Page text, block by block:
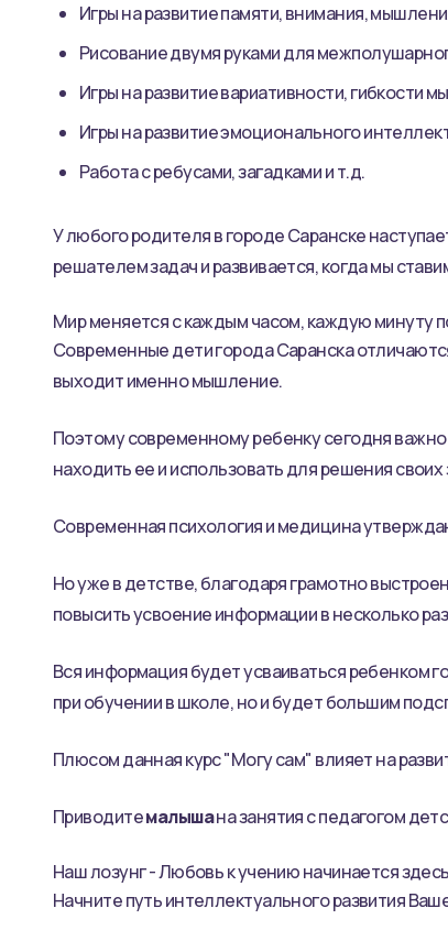
Игры на развитие памяти, внимания,
Рисование двумя руками для
Игры на развитие вариативности, гибкости
Игры на развитие эмоционального
Работа с ребусами, загадками и т.д.
У любого родителя в городе Саранске
решателем задач и развивается, когда мы
Мир меняется с каждым часом, каждую минуту
Современные дети города Саранска
выходит именно мышление.
Поэтому современному ребенку сегодня
находить ее и использовать для решения своих
Современная психология и медицина
Но уже в детстве, благодаря грамотно
повысить усвоение информации в несколько
Вся информация будет усваиваться ребенком
при обучении в школе, но и будет большим
Плюсом данная курс "Могу сам" влияет на
Приводитемалышана занятия с педагогом
Наш лозунг - Любовь к учению начинается
Начните путь интеллектуального развития